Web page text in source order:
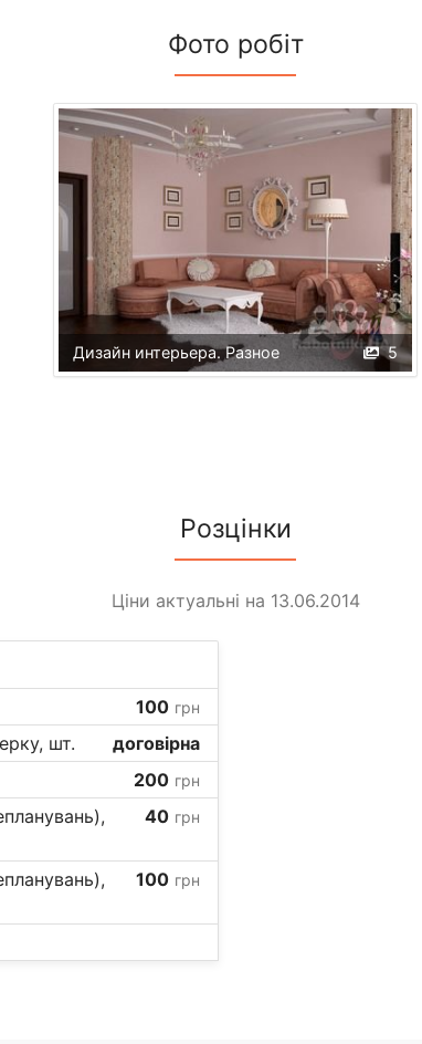
Фото робіт
5
Дизайн интерьера. Разное
Розцінки
Ціни актуальні на 13.06.2014
100 грн
шт.
договірна
200 грн
40 грн
100 грн